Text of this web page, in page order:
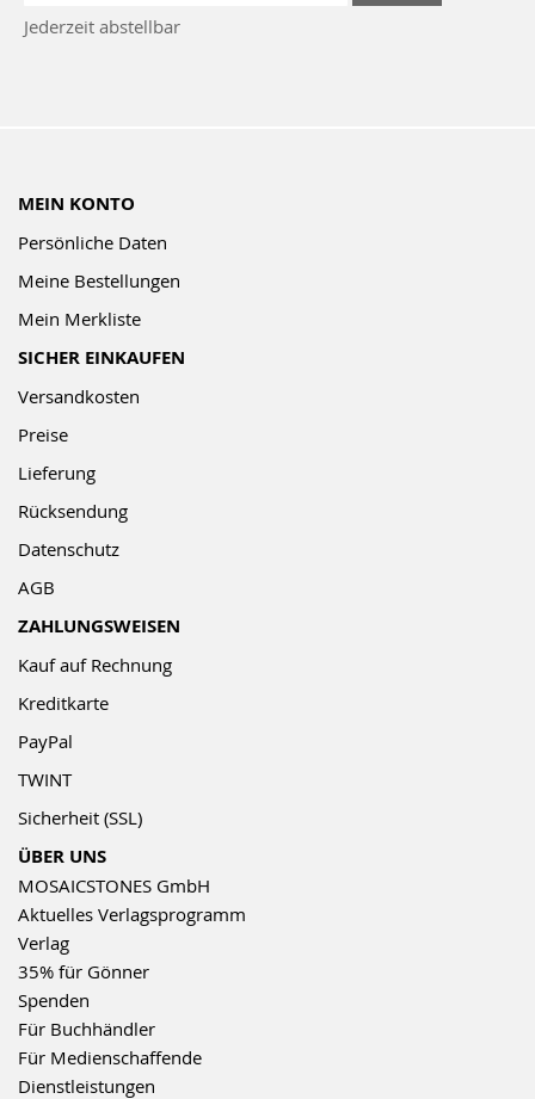
Newsletter:
Jederzeit abstellbar
MEIN KONTO
Persönliche Daten
Meine Bestellungen
Mein Merkliste
SICHER EINKAUFEN
Versandkosten
Preise
Lieferung
Rücksendung
Datenschutz
AGB
ZAHLUNGSWEISEN
Kauf auf Rechnung
Kreditkarte
PayPal
TWINT
Sicherheit (SSL)
ÜBER UNS
MOSAICSTONES GmbH
Aktuelles Verlagsprogramm
Verlag
35% für Gönner
Spenden
Für Buchhändler
Für Medienschaffende
Dienstleistungen